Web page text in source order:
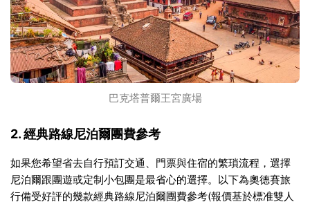
巴克塔普爾王宮廣場
2. 經典路線尼泊爾團費參考
如果您希望省去自行預訂交通、門票與住宿的繁瑣流程，選擇
尼泊爾跟團遊或定制小包團是最省心的選擇。以下為奧德賽旅
行備受好評的幾款經典路線尼泊爾團費參考(報價基於標准雙人